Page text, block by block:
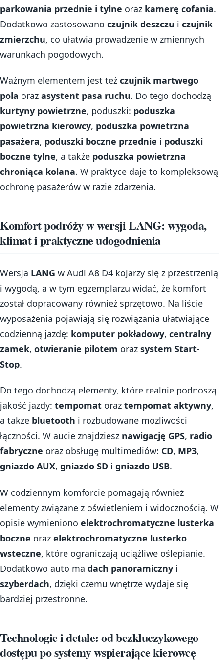
parkowania przednie i tylne oraz kamerę cofania.
Dodatkowo zastosowano czujnik deszczu i czujnik
zmierzchu, co ułatwia prowadzenie w zmiennych
warunkach pogodowych.
Ważnym elementem jest też czujnik martwego
pola oraz asystent pasa ruchu. Do tego dochodzą
kurtyny powietrzne, poduszki: poduszka
powietrzna kierowcy, poduszka powietrzna
pasażera, poduszki boczne przednie i poduszki
boczne tylne, a także poduszka powietrzna
chroniąca kolana. W praktyce daje to kompleksową
ochronę pasażerów w razie zdarzenia.
Komfort podróży w wersji LANG: wygoda,
klimat i praktyczne udogodnienia
Wersja LANG w Audi A8 D4 kojarzy się z przestrzenią
i wygodą, a w tym egzemplarzu widać, że komfort
został dopracowany również sprzętowo. Na liście
wyposażenia pojawiają się rozwiązania ułatwiające
codzienną jazdę: komputer pokładowy, centralny
zamek, otwieranie pilotem oraz system Start-
Stop.
Do tego dochodzą elementy, które realnie podnoszą
jakość jazdy: tempomat oraz tempomat aktywny,
a także bluetooth i rozbudowane możliwości
łączności. W aucie znajdziesz nawigację GPS, radio
fabryczne oraz obsługę multimediów: CD, MP3,
gniazdo AUX, gniazdo SD i gniazdo USB.
W codziennym komforcie pomagają również
elementy związane z oświetleniem i widocznością. W
opisie wymieniono elektrochromatyczne lusterka
boczne oraz elektrochromatyczne lusterko
wsteczne, które ograniczają uciążliwe oślepianie.
Dodatkowo auto ma dach panoramiczny i
szyberdach, dzięki czemu wnętrze wydaje się
bardziej przestronne.
Technologie i detale: od bezkluczykowego
dostępu po systemy wspierające kierowcę